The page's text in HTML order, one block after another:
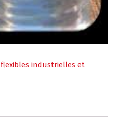
industrielles et